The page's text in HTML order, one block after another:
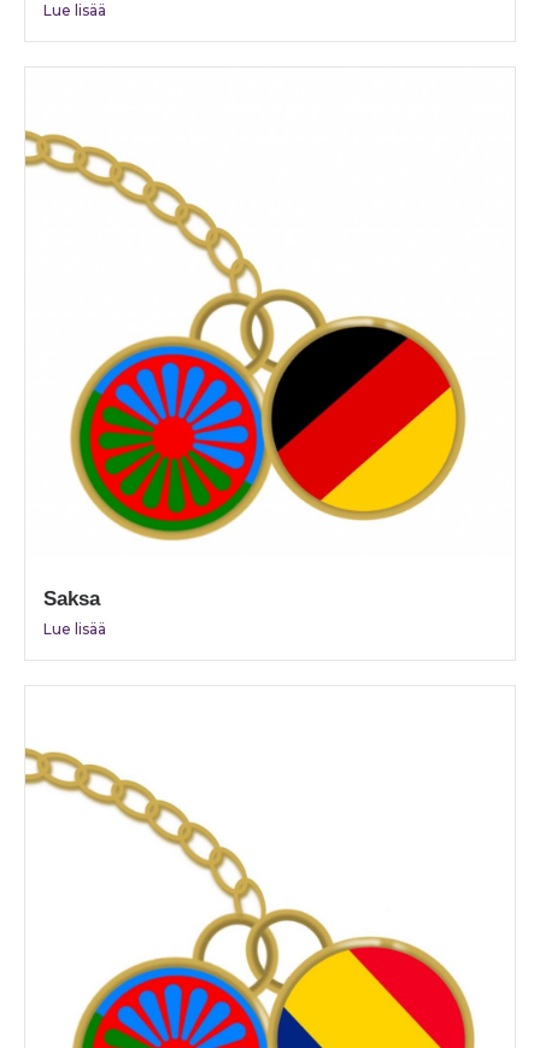
Lue lisää
Saksa
Lue lisää